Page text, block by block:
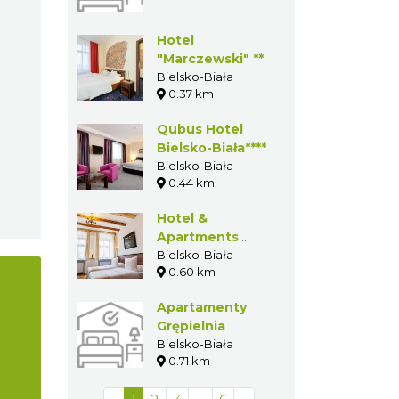
ZAKWATEROWANIE
W POBLIŻU
Hostel Biała
0.35 km
Hotel
Bielsko-Biała
0.37 km
Qubus Hotel
Biała****
Bielsko-Biała
0.44 km
Hotel &